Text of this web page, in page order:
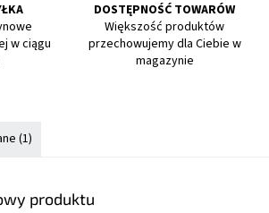
w ciągu
DOSTĘPNOŚĆ TOWARÓW
Większość produktów
przechowujemy dla Ciebie w
magazynie
(1)
produktu